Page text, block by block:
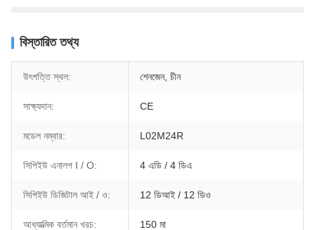
বিস্তারিত তথ্য
উৎপত্তি স্থল: শেনজেন, চীন
সাক্ষ্যদান: CE
মডেল নম্বার: L02M24R
সিপিইউ এনালগ I / O: 4 এডি / 4 ডিএ
সিপিইউ ডিজিটাল আই / ও: 12 ডিআই / 12 ডিও
আধ্যাত্মিক বর্তমান খরচ: 150 মা